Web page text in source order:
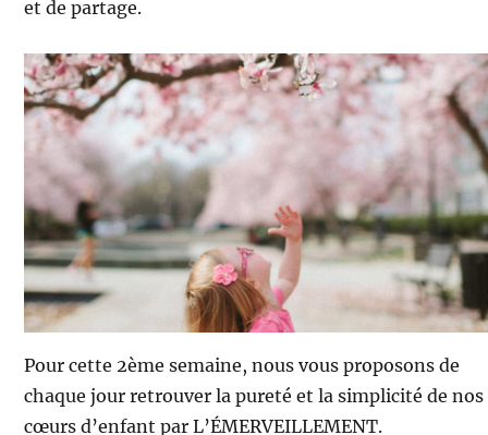
et de partage.
Pour cette 2ème semaine, nous vous proposons de
chaque jour retrouver la pureté et la simplicité de nos
cœurs d’enfant par L’ÉMERVEILLEMENT.